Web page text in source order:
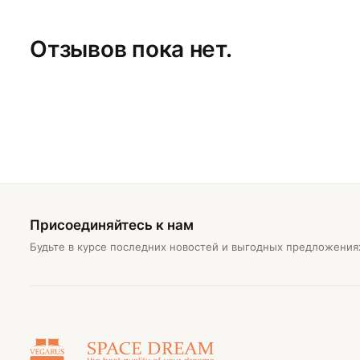
Отзывов пока нет.
Присоединяйтесь к нам
Будьте в курсе последних новостей и выгодных